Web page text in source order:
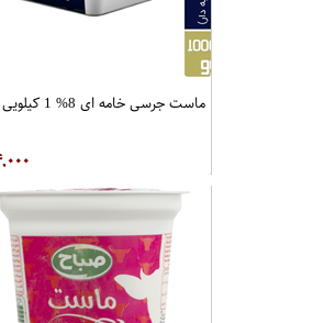
ماست جرسی خامه ای 8% 1 کیلویی پگاه